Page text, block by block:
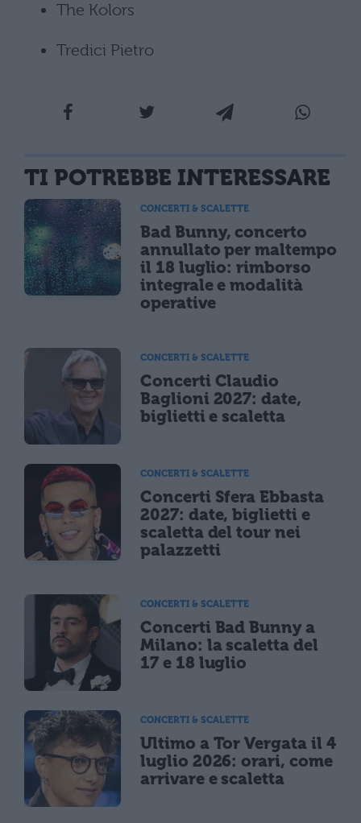
The Kolors
Tredici Pietro
TI POTREBBE INTERESSARE
CONCERTI & SCALETTE
Bad Bunny, concerto
annullato per maltempo
il 18 luglio: rimborso
integrale e modalità
operative
CONCERTI & SCALETTE
Concerti Claudio
Baglioni 2027: date,
biglietti e scaletta
CONCERTI & SCALETTE
Concerti Sfera Ebbasta
2027: date, biglietti e
scaletta del tour nei
palazzetti
CONCERTI & SCALETTE
Concerti Bad Bunny a
Milano: la scaletta del
17 e 18 luglio
CONCERTI & SCALETTE
Ultimo a Tor Vergata il 4
luglio 2026: orari, come
arrivare e scaletta